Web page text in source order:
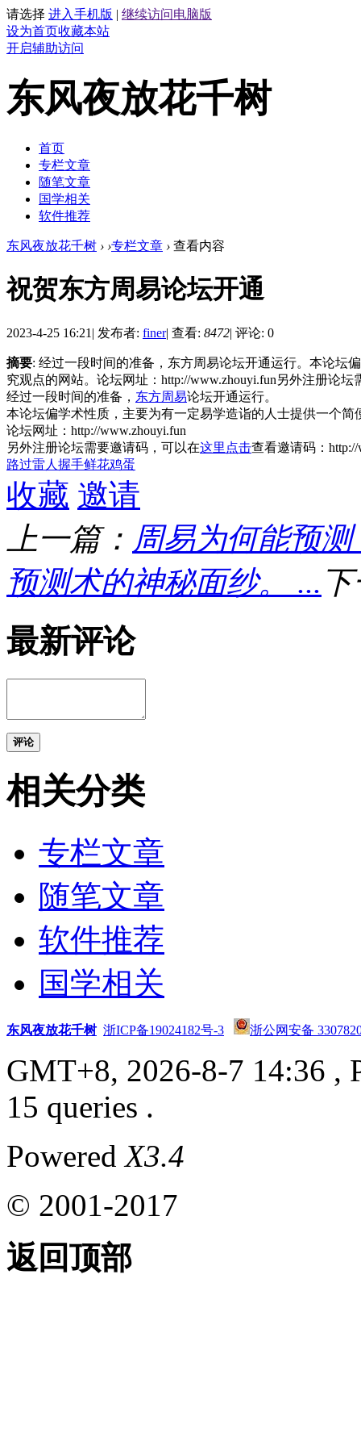
请选择 进入手机版 | 继续访问电脑版
设为首页收藏本站
开启辅助访问
东风夜放花千树
首页
专栏文章
随笔文章
国学相关
软件推荐
东风夜放花千树 › ›专栏文章 › 查看内容
祝贺东方周易论坛开通
2023-4-25 16:21 | 发布者: finer| 查看: 8472| 评论: 0
摘要: 经过一段时间的准备，东方周易论坛开通运行。本论坛
究观点的网站。论坛网址：http://www.zhouyi.fun另外注册论
经过一段时间的准备， 东方周易论坛开通运行。
本论坛偏学术性质，主要为有一定易学造诣的人士提供一个
论坛网址：http://www.zhouyi.fun
另外注册论坛需要邀请码，可以在这里点击查看邀请码：http://
路过雷人 握手鲜花鸡蛋
收藏 邀请
上一篇： 周易为何能预
预测术的神秘面纱。 ...
最新评论
评论
相关分类
专栏文章
随笔文章
软件推荐
国学相关
东风夜放花千树 浙ICP备19024182号-3 浙公网安备
GMT+8, 2026-8-7 14:36 ,
15 queries .
PoweredX3.4
© 2001-2017
返回顶部